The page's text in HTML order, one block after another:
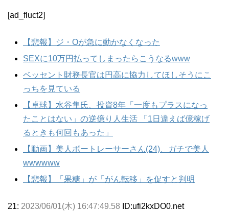
[ad_fluct2]
【悲報】ジ・Oが急に動かなくなった
SEXに10万円払ってしまったらこうなるwww
ベッセント財務長官は円高に協力してほしそうにこ
っちを見ている
【卓球】水谷隼氏、投資8年「一度もプラスになっ
たことはない」の逆億り人生活 「1日違えば億稼げ
るときも何回もあった」
【動画】美人ボートレーサーさん(24)、ガチで美人
wwwwww
【悲報】「果糖」が「がん転移」を促すと判明
21: 2023/06/01(木) 16:47:49.58 ID:ufi2kxDO0.net